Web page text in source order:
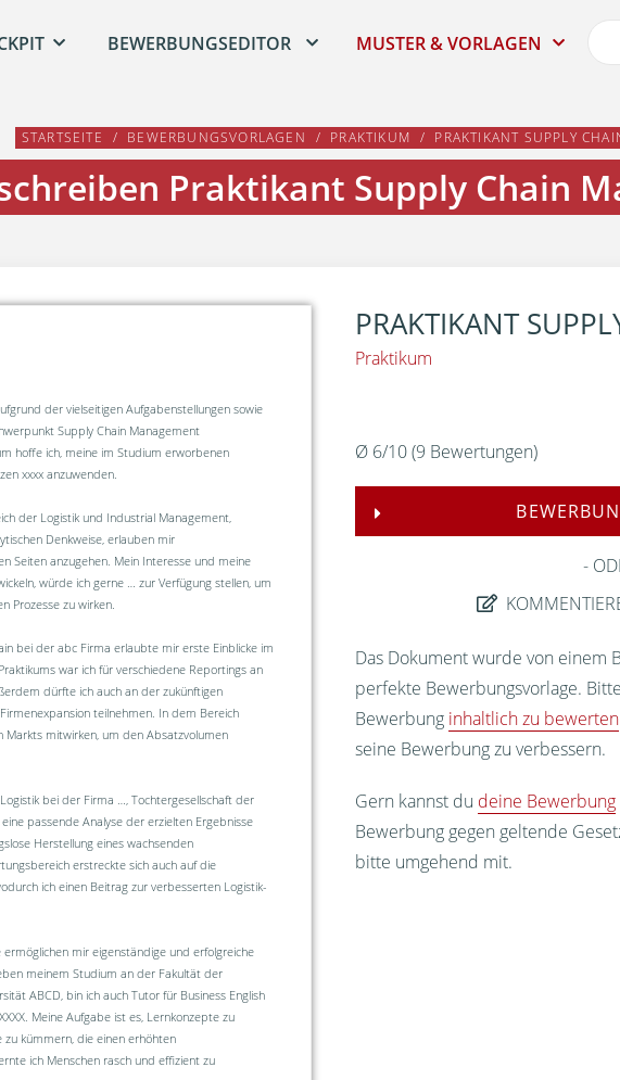
BEWERBUNGSEDITOR MUSTER & VORLAGEN
STARTSEITE BEWERBUNGSVORLAGEN PRAKTIKUM PRAKTIKANT SUPPLY
Praktikant Supply Chain
PRAKTIKANT
Praktikum
Ø 6/10(9 Bewertungen)
Das Dokument wurde von einem
perfekte Bewerbungsvorlage.
Bewerbung inhaltlich zu bewerten
seine Bewerbung zu verbessern.
Gern kannst du deine Bewerbung
Bewerbung gegen geltende
bitte umgehend mit.
der vielseitigen Aufgabenstellungen sowie
Supply Chain Management
hoffe ich, meine im Studium erworbenen
xxxx anzuwenden.
der Logistik und Industrial Management,
Denkweise, erlauben mir
Seiten anzugehen. Mein Interesse und meine
würde ich gerne … zur Verfügung stellen, um
Prozesse zu wirken.
bei der abc Firma erlaubte mir erste Einblicke im
war ich für verschiedene Reportings an
dürfte ich auch an der zukünftigen
teilnehmen. In dem Bereich
Markts mitwirken, um den Absatzvolumen
bei der Firma …, Tochtergesellschaft der
passende Analyse der erzielten Ergebnisse
Herstellung eines wachsenden
erstreckte sich auch auf die
ich einen Beitrag zur verbesserten Logistik-
mir eigenständige und erfolgreiche
meinem Studium an der Fakultät der
ABCD, bin ich auch Tutor für Business English
Meine Aufgabe ist es, Lernkonzepte zu
kümmern, die einen erhöhten
ich Menschen rasch und effizient zu